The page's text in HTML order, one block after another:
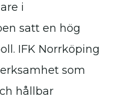
i
satt en hög
IFK Norrköping
som
hållbar